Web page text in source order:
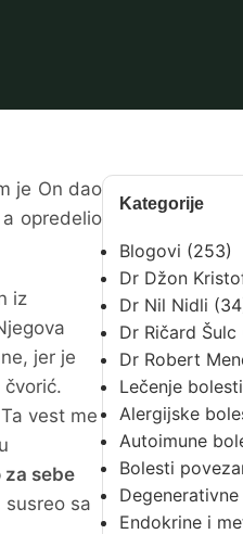
Kategorije
Blogovi (253)
Dr Džon
Dr Nil Nidli
Dr Ričard Šulc
Dr Robert
Lečenje bolesti
Alergijske
Autoimune
Bolesti
Endokrine i
je On dao
opredelio
iz
jer je
vest me
za sebe
sa